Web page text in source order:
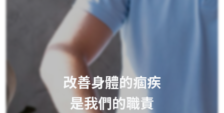
改善身體的痼疾
是我們的職責